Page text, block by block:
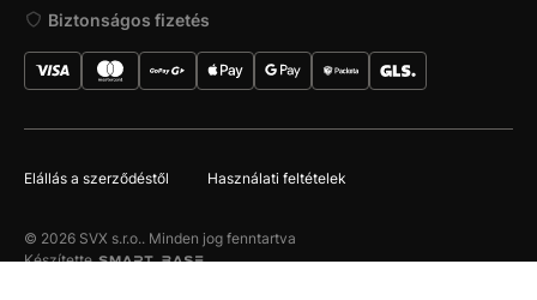
Biztonságos fizetés
© 2026 SVX s.r.o.. Minden jog fenntartva
Készítette
Elállás a szerződéstől Használati feltételek